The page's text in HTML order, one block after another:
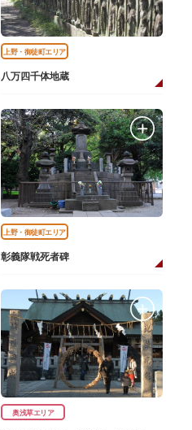
上野・御徒町エリア
八万四千体地蔵
上野・御徒町エリア
彰義隊戦死者碑
奥浅草エリア